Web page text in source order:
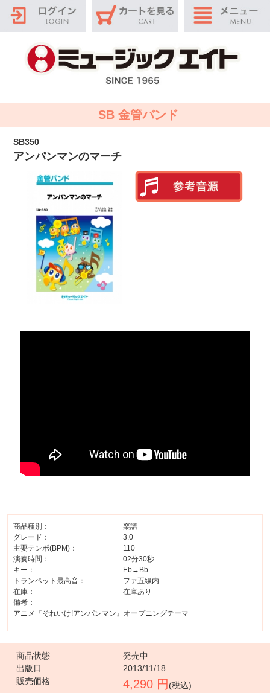
SB 金管バンド
SB350
アンパンマンのマーチ
商品種別：
楽譜
グレード：
3.0
主要テンポ(BPM)：
110
演奏時間：
02分30秒
キー：
Eb→Bb
トランペット最高音：
ファ五線内
在庫：
在庫あり
備考：
アニメ『それいけ!アンパンマン』オープニングテーマ
商品状態
発売中
出版日
2013/11/18
販売価格
4,290 円 (税込)